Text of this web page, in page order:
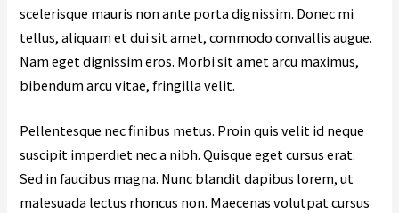
scelerisque mauris non ante porta dignissim. Donec mi
tellus, aliquam et dui sit amet, commodo convallis augue.
Nam eget dignissim eros. Morbi sit amet arcu maximus,
bibendum arcu vitae, fringilla velit.
Pellentesque nec finibus metus. Proin quis velit id neque
suscipit imperdiet nec a nibh. Quisque eget cursus erat.
Sed in faucibus magna. Nunc blandit dapibus lorem, ut
malesuada lectus rhoncus non. Maecenas volutpat cursus